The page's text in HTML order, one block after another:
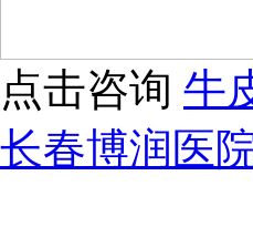
点击咨询 牛
长春博润医